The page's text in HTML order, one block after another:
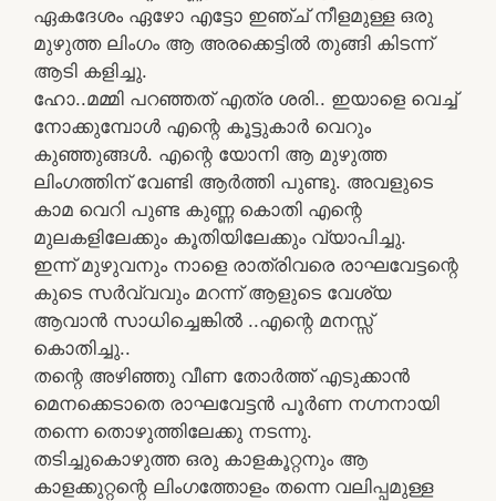
ഏകദേശം ഏഴോ എട്ടോ ഇഞ്ച് നീളമുള്ള ഒരു
മുഴുത്ത ലിംഗം ആ അരക്കെട്ടില്‍ തുങ്ങി കിടന്ന്‌
ആടി കളിച്ചു.
ഹോ..മമ്മി പറഞ്ഞത്‌ എത്ര ശരി.. ഇയാളെ വെച്ച്‌
നോക്കുമ്പോള്‍ എന്റെ കൂട്ടുകാര്‍ വെറും
കുഞ്ഞുങ്ങള്‍. എന്റെ യോനി ആ മുഴുത്ത
ലിംഗത്തിന്‌ വേണ്ടി ആര്‍ത്തി പുണ്ടു. അവളുടെ
കാമ വെറി പുണ്ട കുണ്ണ കൊതി എന്റെ
മുലകളിലേക്കും കൂതിയിലേക്കും വ്യാപിച്ചു.
ഇന്ന്‌ മുഴുവനും നാളെ രാത്രിവരെ രാഘവേട്ടന്റെ
കുടെ സര്‍വ്വവും മറന്ന്‌ ആളുടെ വേശ്യ
ആവാന്‍ സാധിച്ചെങ്കില്‍ ..എന്റെ മനസ്സ്‌
കൊതിച്ചു..
തന്റെ അഴിഞ്ഞു വീണ തോർത്ത് എടുക്കാന്‍
മെനക്കെടാതെ രാഘവേട്ടന്‍ പൂര്‍ണ നഗ്നനായി
തന്നെ തൊഴുത്തിലേക്കു നടന്നു.
തടിച്ചുകൊഴുത്ത ഒരു കാളകൂറ്റനും ആ
കാളക്കുറ്റന്റെ ലിംഗത്തോളം തന്നെ വലിപ്പമുള്ള